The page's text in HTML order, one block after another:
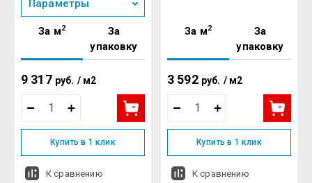
Параметры
За м2
За
упаковку
9 317 руб. / м2
Купить в 1 клик
К сравнению
За м2
За
упаковку
3 592 руб. / м2
Купить в 1 клик
К сравнению